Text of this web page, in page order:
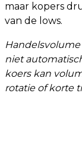
maar kopers
van de lows.
niet
koers kan
rotatie of korte